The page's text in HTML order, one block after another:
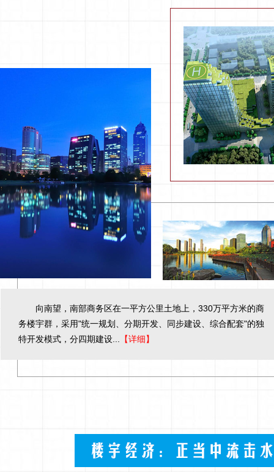
向南望，南部商务区在一平方公里土地上，330万平方米的商
务楼宇群，采用"统一规划、分期开发、同步建设、综合配套"的独
特开发模式，分四期建设...
【详细】